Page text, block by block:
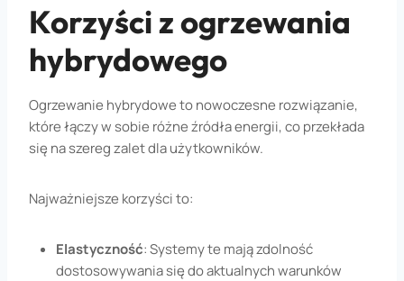
Korzyści z ogrzewania
hybrydowego
Ogrzewanie hybrydowe to nowoczesne rozwiązanie,
które łączy w sobie różne źródła energii, co przekłada
się na szereg zalet dla użytkowników.
Najważniejsze korzyści to:
Elastyczność: Systemy te mają zdolność
dostosowywania się do aktualnych warunków